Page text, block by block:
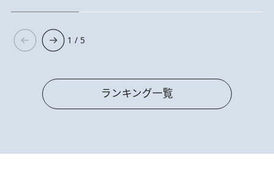
1 / 5
ランキング一覧